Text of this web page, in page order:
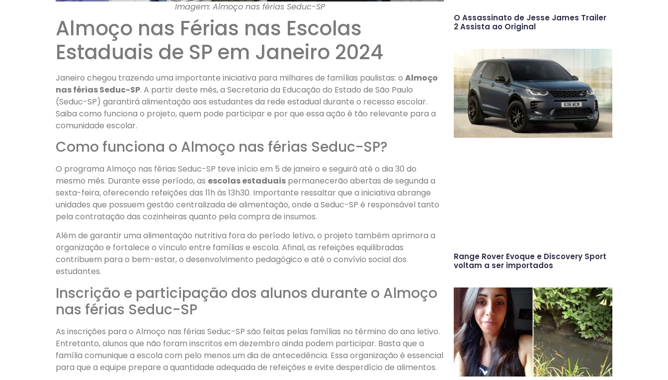
Imagem: Almoço nas férias Seduc-SP
Almoço nas Férias nas Escolas
Estaduais de SP em Janeiro 2024
Janeiro chegou trazendo uma importante iniciativa para milhares de famílias paulistas: o Almoço
nas férias Seduc-SP. A partir deste mês, a Secretaria da Educação do Estado de São Paulo
(Seduc-SP) garantirá alimentação aos estudantes da rede estadual durante o recesso escolar.
Saiba como funciona o projeto, quem pode participar e por que essa ação é tão relevante para a
comunidade escolar.
Como funciona o Almoço nas férias Seduc-SP?
O programa Almoço nas férias Seduc-SP teve início em 5 de janeiro e seguirá até o dia 30 do
mesmo mês. Durante esse período, as escolas estaduais permanecerão abertas de segunda a
sexta-feira, oferecendo refeições das 11h às 13h30. Importante ressaltar que a iniciativa abrange
unidades que possuem gestão centralizada de alimentação, onde a Seduc-SP é responsável tanto
pela contratação das cozinheiras quanto pela compra de insumos.
Além de garantir uma alimentação nutritiva fora do período letivo, o projeto também aprimora a
organização e fortalece o vínculo entre famílias e escola. Afinal, as refeições equilibradas
contribuem para o bem-estar, o desenvolvimento pedagógico e até o convívio social dos
estudantes.
Inscrição e participação dos alunos durante o Almoço
nas férias Seduc-SP
As inscrições para o Almoço nas férias Seduc-SP são feitas pelas famílias no término do ano letivo.
Entretanto, alunos que não foram inscritos em dezembro ainda podem participar. Basta que a
família comunique a escola com pelo menos um dia de antecedência. Essa organização é essencial
para que a equipe prepare a quantidade adequada de refeições e evite desperdício de alimentos.
O Assassinato de Jesse James Trailer
2 Assista ao Original
Range Rover Evoque e Discovery Sport
voltam a ser importados